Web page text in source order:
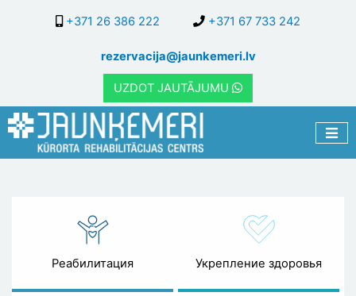
основному
содержанию
+371 26 386 222 +371 67 733 242
rezervacija@jaunkemeri.lv
UZDOT JAUTĀJUMU
Реабилитация Укрепление здоровья